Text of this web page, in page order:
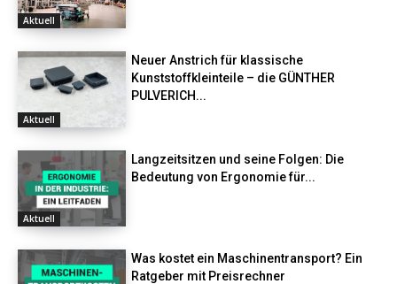
Aktuell
Aktuell
Neuer Anstrich für klassische
Kunststoffkleinteile – die GÜNTHER
PULVERICH...
Aktuell
Langzeitsitzen und seine Folgen: Die
Bedeutung von Ergonomie für...
Was kostet ein Maschinentransport? Ein
Ratgeber mit Preisrechner